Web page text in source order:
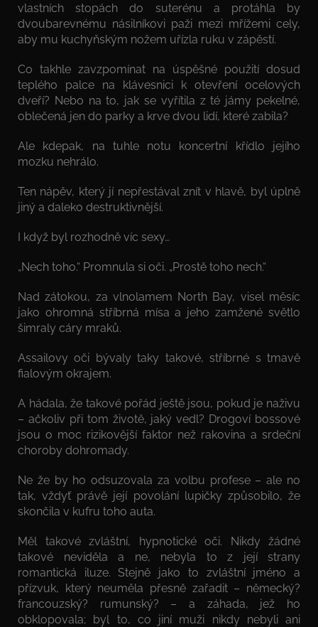
vlastních stopách do suterénu a protáhla by
dvoubarevnému násilníkovi paži mezi mřížemi cely,
aby mu kuchyňským nožem uřízla ruku v zápěstí.
Co takhle zavzpomínat na úspěšné použití dosud
teplého palce na klávesnici k otevření ocelových
dveří? Nebo na to, jak se vyřítila z té jámy pekelné,
oblečená jen do parky a krve dvou lidí, které zabila?
Ale kdepak, na tuhle notu koncertní křídlo jejího
mozku nehrálo.
Ten nápěv, který jí nepřestával znít v hlavě, byl úplně
jiný a daleko destruktivnější.
I když byl rozhodně víc sexy…
„Nech toho.“ Promnula si oči. „Prostě toho nech.“
Nad zátokou, za vlnolamem North Bay, visel měsíc
jako ohromná stříbrná mísa a jeho zamžené světlo
šimraly cáry mraků.
Assailovy oči bývaly taky takové, stříbrné s tmavě
fialovým okrajem.
A hádala, že takové pořád ještě jsou, pokud je naživu
– ačkoliv při tom životě, jaký vedl? Drogoví bossové
jsou o moc rizikovější faktor než rakovina a srdeční
choroby dohromady.
Ne že by ho odsuzovala za volbu profese – ale no
tak, vždyť právě její povolání lupičky způsobilo, že
skončila v kufru toho auta.
Měl takové zvláštní, hypnotické oči. Nikdy žádné
takové neviděla a ne, nebyla to z její strany
romantická iluze. Stejně jako to zvláštní jméno a
přízvuk, který neuměla přesně zařadit – německý?
francouzský? rumunský? – a záhada, jež ho
obklopovala; byl to, co jiní muži nikdy nebyli ani